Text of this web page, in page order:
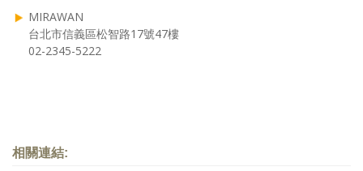
MIRAWAN
台北市信義區松智路17號47樓
02-2345-5222
相關連結: